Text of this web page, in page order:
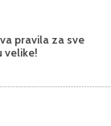
pravila za sve
velike!